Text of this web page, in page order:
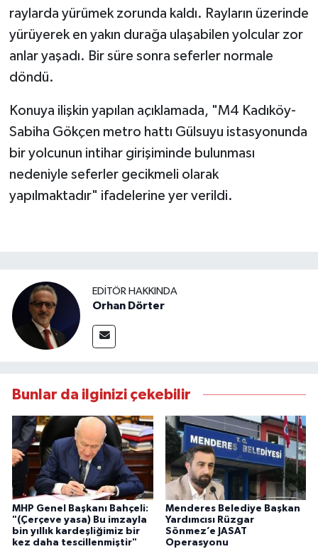
raylarda yürümek zorunda kaldı. Rayların üzerinde
yürüyerek en yakın durağa ulaşabilen yolcular zor
anlar yaşadı. Bir süre sonra seferler normale
döndü.
Konuya ilişkin yapılan açıklamada, "M4 Kadıköy-
Sabiha Gökçen metro hattı Gülsuyu istasyonunda
bir yolcunun intihar girişiminde bulunması
nedeniyle seferler gecikmeli olarak
yapılmaktadır" ifadelerine yer verildi.
EDITÖR HAKKINDA
Orhan Dörter
Bunlar da ilginizi çekebilir
MHP Genel Başkanı Bahçeli:
"(Çerçeve yasa) Bu imzayla
bin yıllık kardeşliğimiz bir
kez daha tescillenmiştir"
Menderes Belediye Başkan
Yardımcısı Rüzgar
Sönmez’e JASAT
Operasyonu